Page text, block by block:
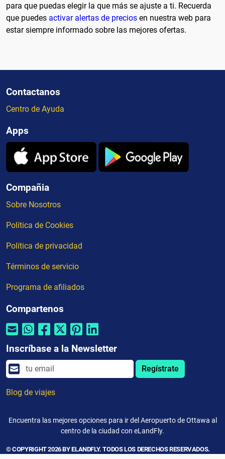
para que puedas elegir la que más se ajuste a ti. Recuerda
que puedes activar alertas de precios en nuestra web para
estar siempre informado sobre las mejores ofertas.
Contactanos
Centro de Ayuda
Apps
Compañia
Sobre Nosotros
Política de Cookies
Política de privacidad
Términos de servicio
Programa de afiliados
Compartenos
Inscríbase a la Newsletter
Regístrate
Blog de viajes
Encuentra las mejores opciones para ir del Aeropuerto de Ottawa al
centro de la ciudad con eLandFly.
© COPYRIGHT 2026 BY ELANDFLY. TODOS LOS DERECHOS RESERVADOS.